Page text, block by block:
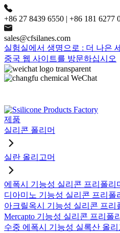
+86 27 8439 6550 | +86 181 6277
sales@cfsilanes.com
실험실에서 생명으로 : 더 나은
중국 웹 사이트를 방문하십시오
제품
실리콘 폴리머
실란 올리고머
에폭시 기능성 실리콘 프리폴리
디아미노 기능성 실리콘 프리폴
아크릴옥시 기능성 실리콘 프리
Mercapto 기능성 실리콘 프리폴
수중 에폭시 기능성 실록산 올리